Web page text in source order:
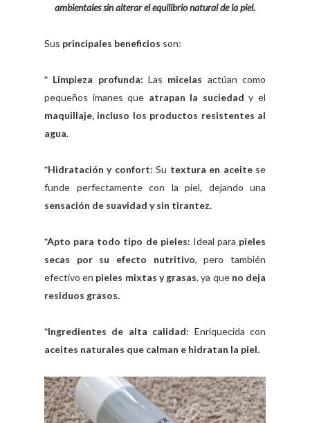
ambientales sin alterar el equilibrio natural de la piel.
Sus principales beneficios son:
* Limpieza profunda: Las micelas actúan como
pequeños imanes que atrapan la suciedady el
maquillaje, incluso los productos resistentes al
agua.
*Hidratación y confort: Su textura en aceitese
funde perfectamente con la piel, dejando una
sensación de suavidad y sin tirantez.
*Apto para todo tipo de pieles: Ideal para pieles
secas por su efecto nutritivo, pero también
efectivo en pieles mixtas y grasas, ya queno deja
residuos grasos.
*Ingredientes de alta calidad: Enriquecida con
aceites naturales que calman e hidratan la piel.